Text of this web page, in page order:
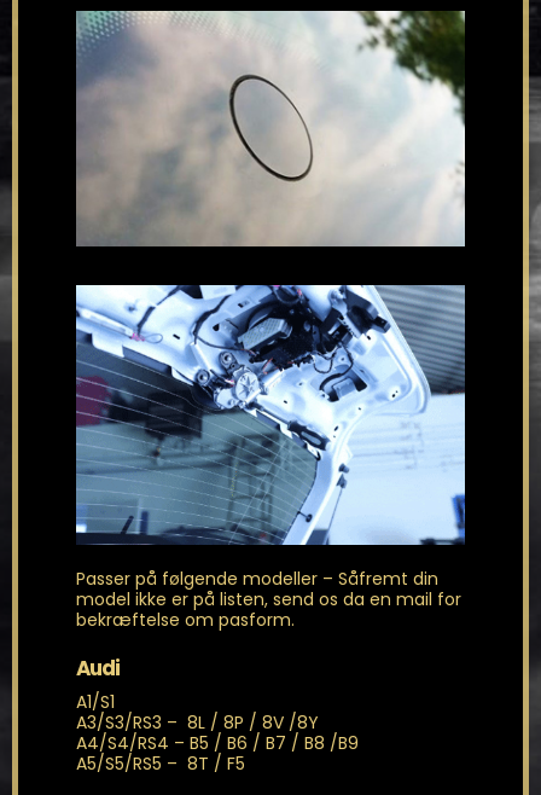
Passer på følgende modeller – Såfremt din
model ikke er på listen, send os da en mail for
bekræftelse om pasform.
Audi
A1/S1
A3/S3/RS3 – 8L / 8P / 8V /8Y
A4/S4/RS4 – B5 / B6 / B7 / B8 /B9
A5/S5/RS5 – 8T / F5